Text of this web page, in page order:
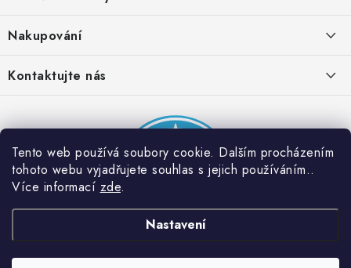
Tento web používá soubory cookie. Dalším procházením
tohoto webu vyjadřujete souhlas s jejich používáním..
Více informací zde.
Nastavení
a
Provizní systém
Partner stránek: Super plecháček
Nakupování
Podmínky akce 2 + 1 zdarma
Kontaktujte nás